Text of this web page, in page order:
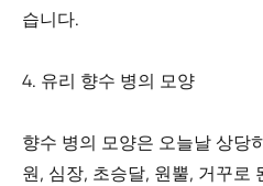
습니다.
4. 유리 향수 병의 모양
향수 병의 모양은 오늘날 상당
원, 심장, 초승달, 원뿔, 거꾸로